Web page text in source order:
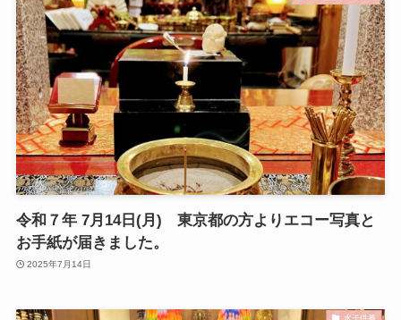
令和７年 7月14日(月) 東京都の方よりエコー写真と
お手紙が届きました。
2025年7月14日
水子供養